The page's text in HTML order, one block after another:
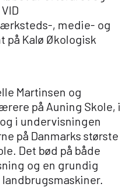
, medie- og
på Kalø Økologisk
Martinsen og
på Auning Skole, i
i undervisningen
på Danmarks største
Det bød på både
og en grundig